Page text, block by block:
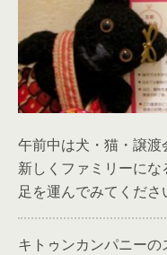
午前中は犬・猫・譲渡
新しくファミリーに
足を運んでみてくだ
キトゥンカンパニーの